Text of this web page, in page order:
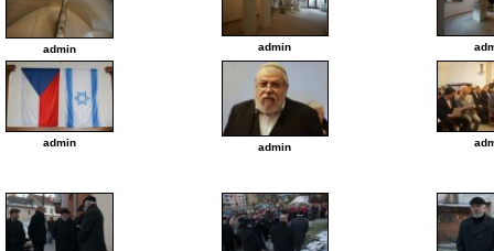
admin admin
admin admin